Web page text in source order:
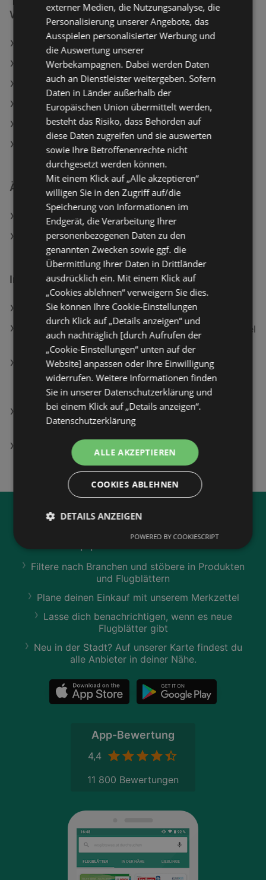
Weiterführende Links
TEDi Angebote
Action Angebote
PAGRO / LIBRO Angebote
Aktuelle Action Flugblätter
Aktuelle PAGRO / LIBRO Flugblätter
TEDi Filialen in Bregenz
Ähnliche Händler
Action Angebote
PAGRO / LIBRO Angebote
Interessantes auf wogibtswas.at
Tischlerei Zitz in Judenburg
Miele GUARD M1 Bodenstaubsauger mit Staubbeutel
(77 dB(A), maximale Leistung: 890 Watt, Terrarot)
SEAGATE 4TB Festplatte Expansion Portable mit
Sicherungssoftware, USB 3.0, 2.5 Zoll, Extern,
Schwarz
HP Smart Tank Multifunktionsdrucker, WLAN, A4,
A5, A6, Light Basalt
BILLA Filialen in Untere Fellach
Jetzt unserewogibtswas.at
App runterladen:
Filtere nach Branchen und stöbere in Produkten
und Flugblättern
Plane deinen Einkauf mit unserem Merkzettel
Lasse dich benachrichtigen, wenn es neue
Flugblätter gibt
Neu in der Stadt? Auf unserer Karte findest du
alle Anbieter in deiner Nähe.
App-Bewertung
4,4
11 800 Bewertungen
externer Medien, die Nutzungsanalyse, die
Personalisierung unserer Angebote, das
Ausspielen personalisierter Werbung und
die Auswertung unserer
Werbekampagnen. Dabei werden Daten
auch an Dienstleister weitergeben. Sofern
Daten in Länder außerhalb der
Europäischen Union übermittelt werden,
besteht das Risiko, dass Behörden auf
diese Daten zugreifen und sie auswerten
sowie Ihre Betroffenenrechte nicht
durchgesetzt werden können.
Mit einem Klick auf „Alle akzeptieren“
willigen Sie in den Zugriff auf/die
Speicherung von Informationen im
Endgerät, die Verarbeitung Ihrer
personenbezogenen Daten zu den
genannten Zwecken sowie ggf. die
Übermittlung Ihrer Daten in Drittländer
ausdrücklich ein. Mit einem Klick auf
„Cookies ablehnen“ verweigern Sie dies.
Sie können Ihre Cookie-Einstellungen
durch Klick auf „Details anzeigen“ und
auch nachträglich [durch Aufrufen der
„Cookie-Einstellungen“ unten auf der
Website] anpassen oder Ihre Einwilligung
widerrufen. Weitere Informationen finden
Sie in unserer Datenschutzerklärung und
bei einem Klick auf „Details anzeigen“.
Datenschutzerklärung
ALLE AKZEPTIEREN
COOKIES ABLEHNEN
DETAILS ANZEIGEN
POWERED BY COOKIESCRIPT